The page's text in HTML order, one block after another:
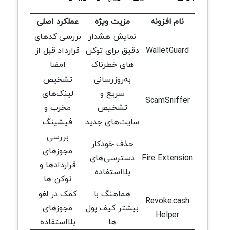
نام افزونه مزیت ویژه عملکرد اصلی
WalletGuard
نمایش هشدار
دقیق برای توکن
های خطرناک
بررسی کدهای
قرارداد قبل از
امضا
ScamSniffer
به‌روزرسانی
سریع و
تشخیص
سایت‌های جدید
تشخیص
لینک‌های
مخرب و
فیشینگ
Fire Extension
حذف خودکار
دسترسی‌های
بلااستفاده
بررسی
مجوزهای
قراردادها و
توکن ها
Revoke.cash
Helper
هماهنگ با
بیشتر کیف پول
ها
کمک در لغو
مجوزهای
بلااستفاده